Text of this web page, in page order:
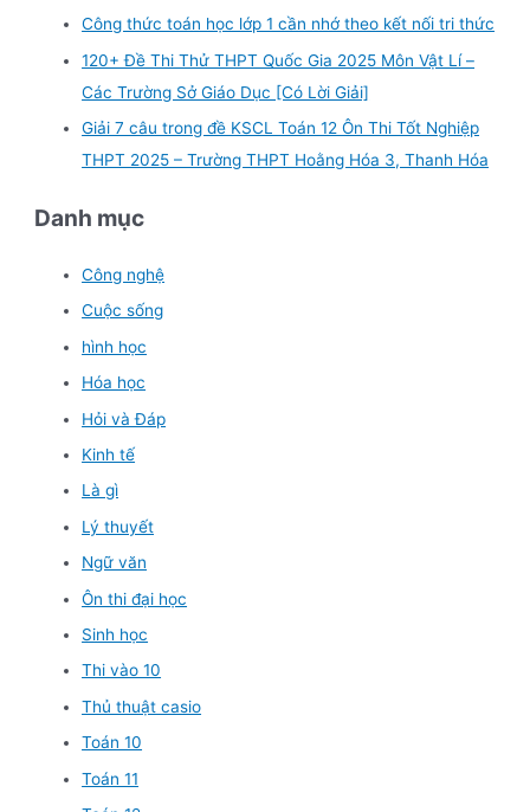
Công thức toán học lớp 1 cần nhớ theo kết nối tri thức
120+ Đề Thi Thử THPT Quốc Gia 2025 Môn Vật Lí –
Các Trường Sở Giáo Dục [Có Lời Giải]
Giải 7 câu trong đề KSCL Toán 12 Ôn Thi Tốt Nghiệp
THPT 2025 – Trường THPT Hoằng Hóa 3, Thanh Hóa
Danh mục
Công nghệ
Cuộc sống
hình học
Hóa học
Hỏi và Đáp
Kinh tế
Là gì
Lý thuyết
Ngữ văn
Ôn thi đại học
Sinh học
Thi vào 10
Thủ thuật casio
Toán 10
Toán 11